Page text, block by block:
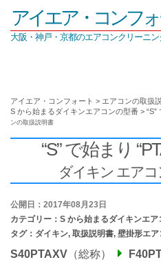
アイエア・コンフ
大阪・神戸・京都のエアコンクリーニ
アイエア・コンフォート > エアコンの取扱
S から始まるダイキンエアコンの型番 > “S”
ンの取扱説明書
“S” で始まり
ダイキン エア
公開日：2017年08月23日
カテゴリー： S から始まるダイキンエア
タグ： ダイキン, 取扱説明書, 壁掛形エ
S40PTAXV （総称）